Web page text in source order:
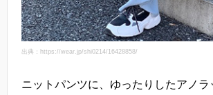
出典：https://wear.jp/shi0214/16428858/
ニットパンツに、ゆったりしたアノラ